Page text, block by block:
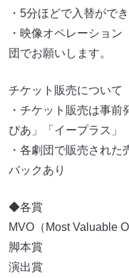
・5分ほどで入替がで
・映像オペレーショ
団でお願いします。
チケット販売について
・チケット販売は事
ぴあ」「イープラス」
・各劇団で販売された
バックあり
◆各賞
MVO（Most Valuable
脚本賞
演出賞